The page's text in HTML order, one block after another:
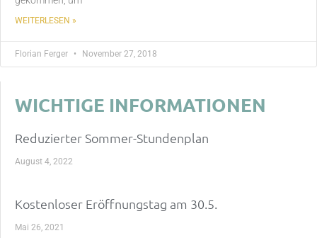
WEITERLESEN »
Florian Ferger November 27, 2018
WICHTIGE INFORMATIONEN
Reduzierter Sommer-Stundenplan
August 4, 2022
Kostenloser Eröffnungstag am 30.5.
Mai 26, 2021